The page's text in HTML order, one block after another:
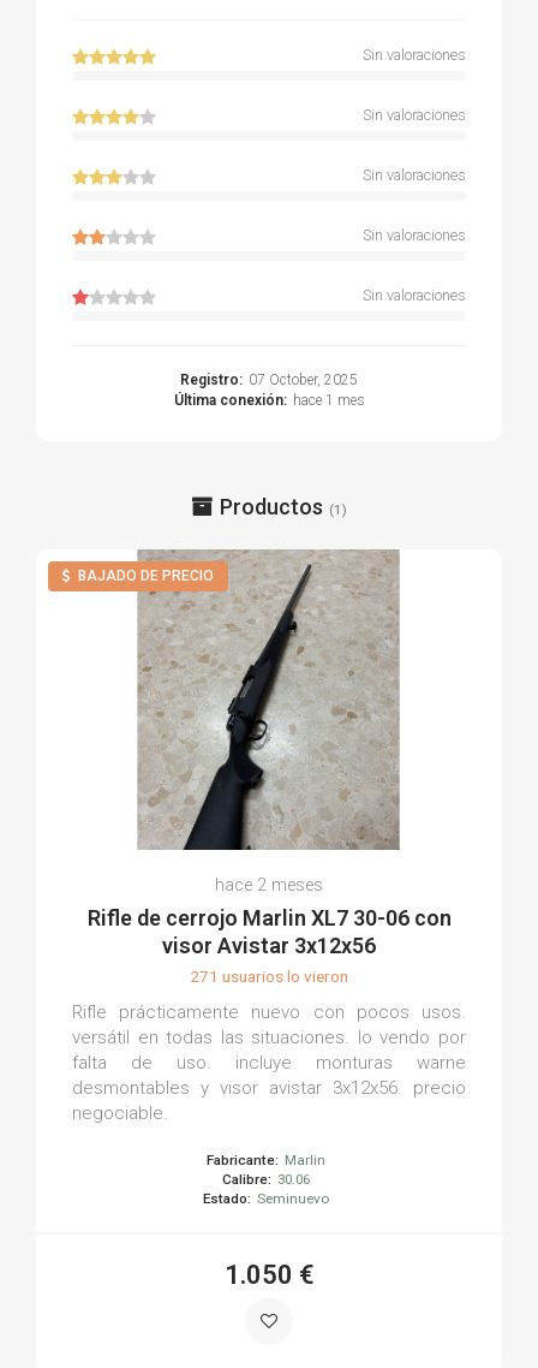
Sin valoraciones
Sin valoraciones
Sin valoraciones
Sin valoraciones
Sin valoraciones
Registro: 07 October, 2025
Última conexión: hace 1 mes
Productos (1)
BAJADO DE PRECIO
hace 2 meses
Rifle de cerrojo Marlin XL7 30-06 con
visor Avistar 3x12x56
271 usuarios lo vieron
Rifle prácticamente nuevo con pocos usos.
versátil en todas las situaciones. lo vendo por
falta de uso. incluye monturas warne
desmontables y visor avistar 3x12x56. precio
negociable.
Fabricante: Marlin
Calibre: 30.06
Estado: Seminuevo
1.050 €